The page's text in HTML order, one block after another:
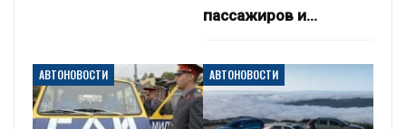
пассажиров и…
АВТОНОВОСТИ АВТОНОВОСТИ